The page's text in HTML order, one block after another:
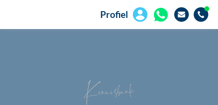
Profiel
Kennisbank